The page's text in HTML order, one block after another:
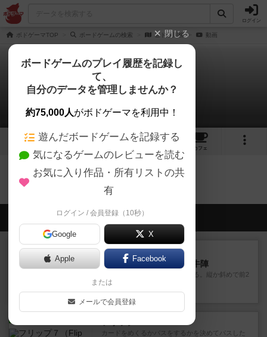
ログイン
ボドゲーマTOP ボードゲームの検索 昼ドラ川柳 動画
昼ドラ川柳
0件の動画
2 3
カフェ
昼ドラ川柳のトップに戻る
会員の新しい投稿
レビュー
ファイアー・ブルズ / 火牛陣
火牛を引き連れて敵を殲滅させる。縦か斜めで前2
列まで攻撃できるが、自分...
約1時間前by うらまこ
カードをめくるかパスをするかを決めてパスした
閉じる
ボードゲームのプレイ履歴を記録し
て、
自分のデータを管理しませんか？
約75,000人がボドゲーマを利用中！
遊んだボードゲームを記録する
気になるゲームのレビューを読む
お気に入り作品・所有リストの共
有
ログイン / 会員登録（10秒）
Google X
Apple Facebook
または
メールで会員登録